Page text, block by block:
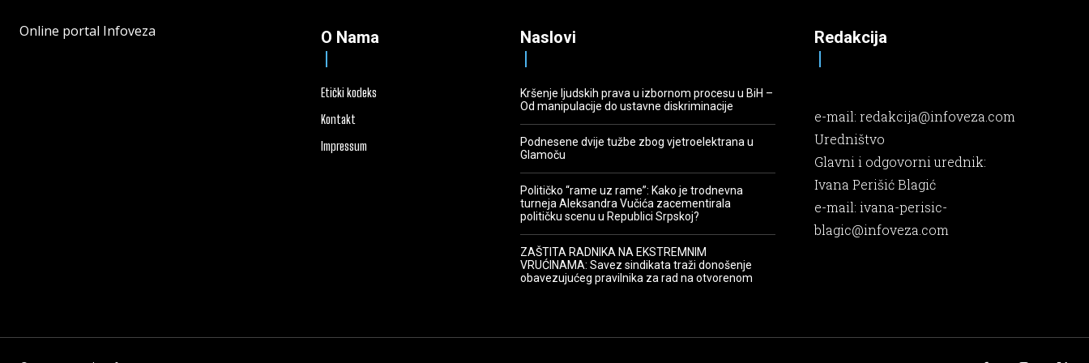
Online portal Infoveza O Nama
Etički kodeks
Kontakt
Impressum
Naslovi
Kršenje ljudskih prava u izbornom procesu u BiH –
Od manipulacije do ustavne diskriminacije
Podnesene dvije tužbe zbog vjetroelektrana u
Glamoču
Političko “rame uz rame”: Kako je trodnevna
turneja Aleksandra Vučića zacementirala
političku scenu u Republici Srpskoj?
ZAŠTITA RADNIKA NA EKSTREMNIM
VRUĆINAMA: Savez sindikata traži donošenje
obavezujućeg pravilnika za rad na otvorenom
Redakcija
e-mail:redakcija@infoveza.com
Uredništvo
Glavni i odgovorni urednik:
Ivana Perišić Blagić
e-mail:ivana-perisic-
blagic@infoveza.com